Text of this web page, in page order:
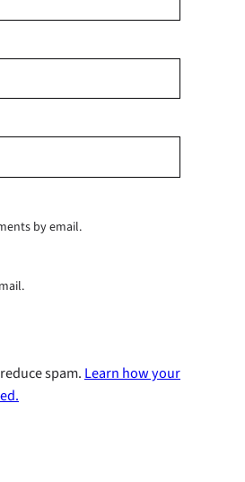
by email.
spam. Learn how your